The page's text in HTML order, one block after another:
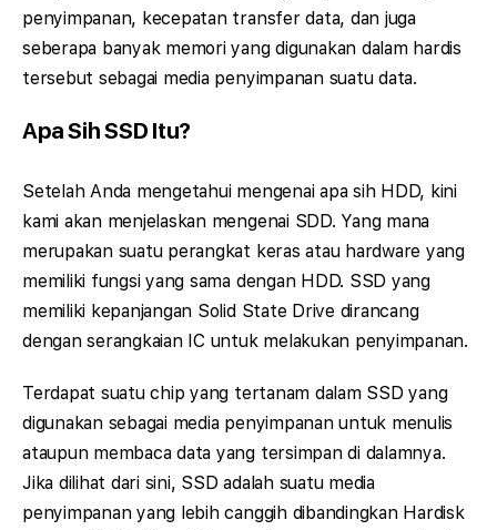
penyimpanan, kecepatan transfer data, dan juga
seberapa banyak memori yang digunakan dalam hardis
tersebut sebagai media penyimpanan suatu data.
Apa Sih SSD Itu?
Setelah Anda mengetahui mengenai apa sih HDD, kini
kami akan menjelaskan mengenai SDD. Yang mana
merupakan suatu perangkat keras atau hardware yang
memiliki fungsi yang sama dengan HDD. SSD yang
memiliki kepanjangan Solid State Drive dirancang
dengan serangkaian IC untuk melakukan penyimpanan.
Terdapat suatu chip yang tertanam dalam SSD yang
digunakan sebagai media penyimpanan untuk menulis
ataupun membaca data yang tersimpan di dalamnya.
Jika dilihat dari sini, SSD adalah suatu media
penyimpanan yang lebih canggih dibandingkan Hardisk